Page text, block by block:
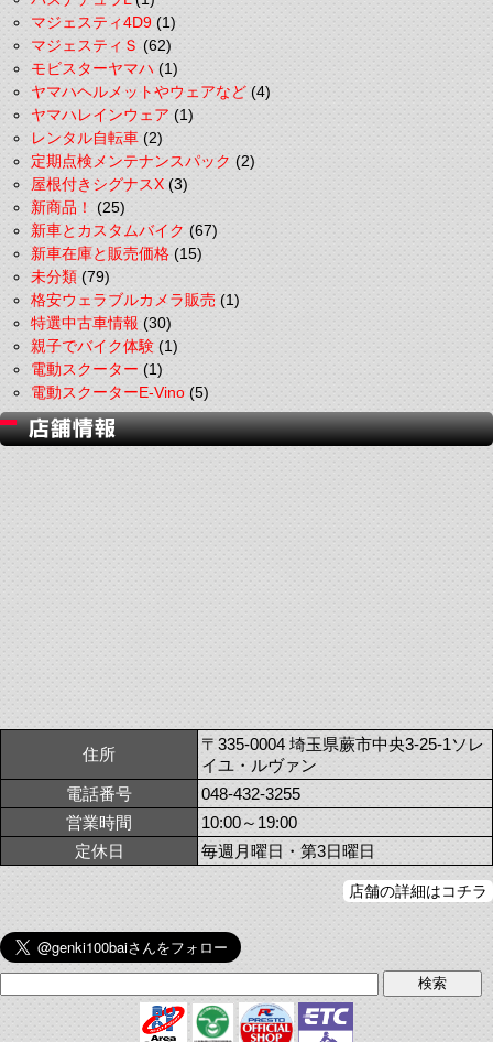
マジェスティ4D9(1)
マジェスティＳ(62)
モビスターヤマハ(1)
ヤマハヘルメットやウェアなど(4)
ヤマハレインウェア(1)
レンタル自転車(2)
定期点検メンテナンスパック(2)
屋根付きシグナスX(3)
新商品！(25)
新車とカスタムバイク(67)
新車在庫と販売価格(15)
未分類(79)
格安ウェラブルカメラ販売(1)
特選中古車情報(30)
親子でバイク体験(1)
電動スクーター(1)
電動スクーターE-Vino(5)
住所
〒335-0004 埼玉県蕨市中央3-25-1ソレ
イユ・ルヴァン
電話番号
048-432-3255
営業時間
10:00～19:00
定休日
毎週月曜日・第3日曜日
店舗の詳細はコチラ